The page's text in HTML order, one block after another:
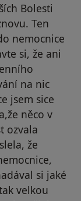
Bolesti
Ten
nemocnice
si, že ani
na nic
jsem sice
něco v
ozvala
že
si jaké
velkou